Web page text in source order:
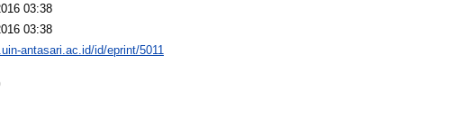
03:38
03:38
antasari.ac.id/id/eprint/5011